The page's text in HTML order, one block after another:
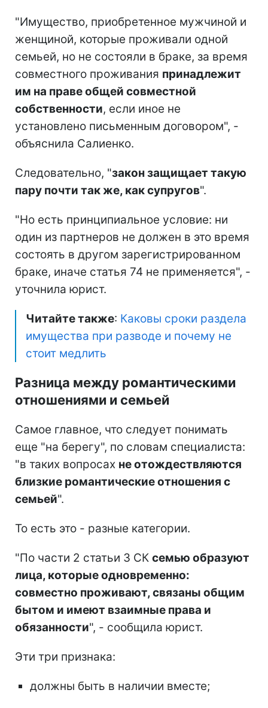
"Имущество, приобретенное мужчиной и
женщиной, которые проживали одной
семьей, но не состояли в браке, за время
совместного проживания принадлежит
им на праве общей совместной
собственности, если иное не
установлено письменным договором", -
объяснила Салиенко.
Следовательно, "закон защищает такую
пару почти так же, как супругов".
"Но есть принципиальное условие: ни
один из партнеров не должен в это время
состоять в другом зарегистрированном
браке, иначе статья 74 не применяется", -
уточнила юрист.
Читайте также: Каковы сроки раздела
имущества при разводе и почему не
стоит медлить
Разница между романтическими
отношениями и семьей
Самое главное, что следует понимать
еще "на берегу", по словам специалиста:
"в таких вопросах не отождествляются
близкие романтические отношения с
семьей".
То есть это - разные категории.
"По части 2 статьи 3 СК семью образуют
лица, которые одновременно:
совместно проживают, связаны общим
бытом и имеют взаимные права и
обязанности", - сообщила юрист.
Эти три признака:
должны быть в наличии вместе;